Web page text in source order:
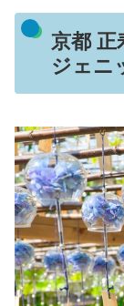
京都 正
ジェニ